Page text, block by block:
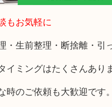
もお気軽に
・生前整理・断捨離・引
イミングはたくさんあり
時のご依頼も大歓迎です。